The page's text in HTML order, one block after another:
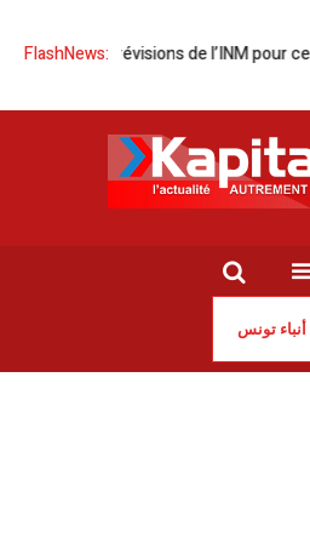
FlashNews:
| Les prévisions de l’INM pour cette
أنباء تونس